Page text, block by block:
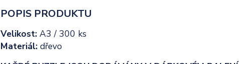
POPIS PRODUKTU
Velikost: A3 / 300 ks
Materiál:dřevo